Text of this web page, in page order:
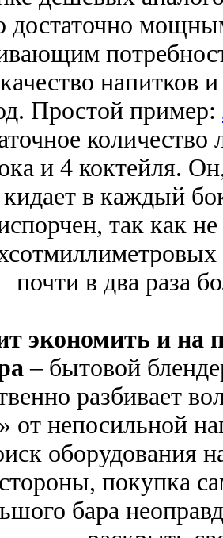
достаточно
напитков
Простой пример:
и 4 коктейля.
кидает в каждый
так как
почти в два раза
экономить и на
– бытовой
разбивает
от непосильной
оборудования
покупка
бара